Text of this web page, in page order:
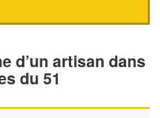
d’un artisan dans
du 51